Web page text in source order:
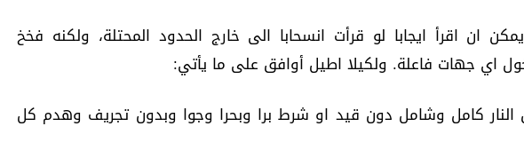
ان اقرأ ايجابا لو قرأت انسحابا الى خارج الحدود المحتلة، ولكنه فخخ
اي جهات فاعلة. ولكيلا اطيل أوافق على ما يأتي:
كامل وشامل دون قيد او شرط برا وبحرا وجوا وبدون تجريف وهدم كل